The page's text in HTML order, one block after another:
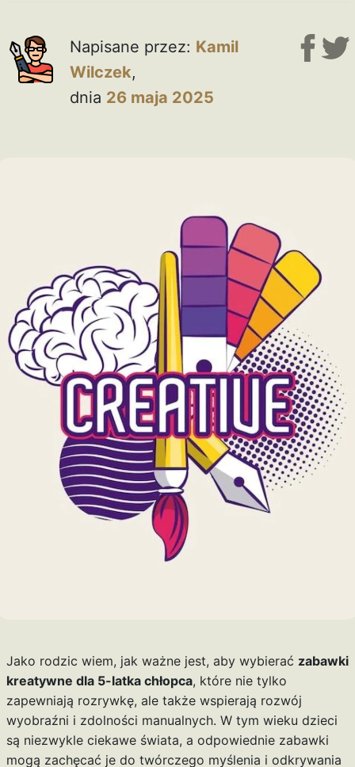
Napisane przez: Kamil
Wilczek,
dnia 26 maja 2025
Jako rodzic wiem, jak ważne jest, aby wybierać zabawki
kreatywne dla 5-latka chłopca, które nie tylko
zapewniają rozrywkę, ale także wspierają rozwój
wyobraźni i zdolności manualnych. W tym wieku dzieci
są niezwykle ciekawe świata, a odpowiednie zabawki
mogą zachęcać je do twórczego myślenia i odkrywania